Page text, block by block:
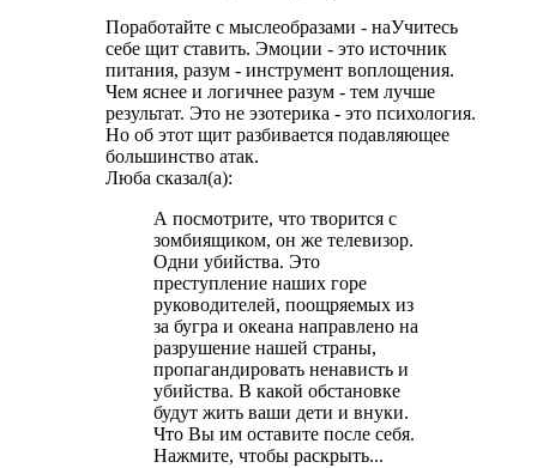
Поработайте с мыслеобразами - наУчитесь
себе щит ставить. Эмоции - это источник
питания, разум - инструмент воплощения.
Чем яснее и логичнее разум - тем лучше
результат. Это не эзотерика - это психология.
Но об этот щит разбивается подавляющее
большинство атак.
Люба сказал(а):
А посмотрите, что творится с
зомбиящиком, он же телевизор.
Одни убийства. Это
преступление наших горе
руководителей, поощряемых из
за бугра и океана направлено на
разрушение нашей страны,
пропагандировать ненависть и
убийства. В какой обстановке
будут жить ваши дети и внуки.
Что Вы им оставите после себя.
Нажмите, чтобы раскрыть...